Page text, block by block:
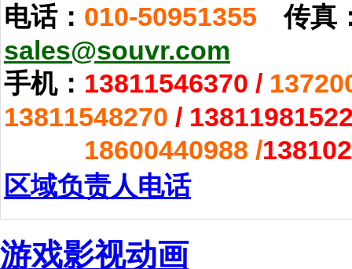
电话： 010-50951355 传真
sales@souvr.com
手机： 13811546370 /
13811548270 /
18600440988 /
区域负责人电话
游戏影视动画